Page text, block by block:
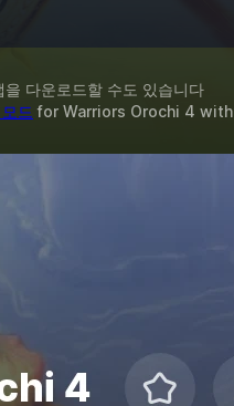
다운로드할 수도 있습니다
드 for Warriors Orochi 4 with